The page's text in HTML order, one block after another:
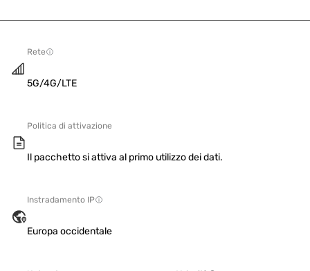
Rete
5G/4G/LTE
Politica di attivazione
Il pacchetto si attiva al primo utilizzo dei dati.
Instradamento IP
Europa occidentale